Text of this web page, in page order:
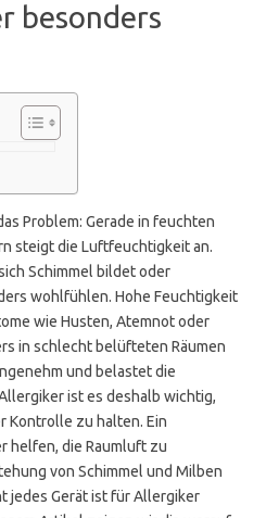
besonders
Problem: Gerade in feuchten
steigt die Luftfeuchtigkeit an.
Schimmel bildet oder
wohlfühlen. Hohe Feuchtigkeit
wie Husten, Atemnot oder
in schlecht belüfteten Räumen
und belastet die
ist es deshalb wichtig,
Kontrolle zu halten. Ein
helfen, die Raumluft zu
von Schimmel und Milben
jedes Gerät ist für Allergiker